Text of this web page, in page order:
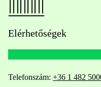
Elérhetőségek
Telefonszám: +36 1 482